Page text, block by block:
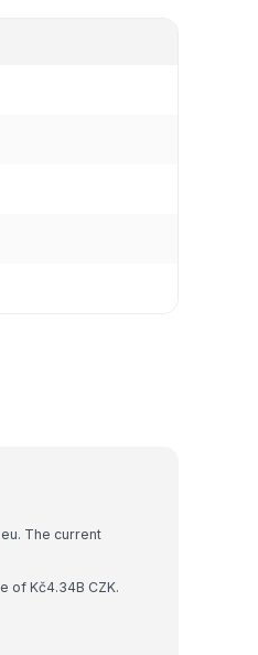
The current
of Kč4.34B CZK.